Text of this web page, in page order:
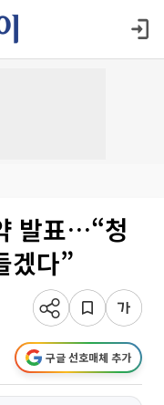
발표…“청
겠다”
구글 선호매체 추가